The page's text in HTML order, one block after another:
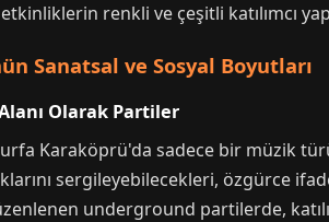
renkli ve çeşitli katılımcı
Sanatsal ve Sosyal Boyutları
Olarak Partiler
Karaköprü'da sadece bir müzik
sergileyebilecekleri, özgürce
underground partilerde,